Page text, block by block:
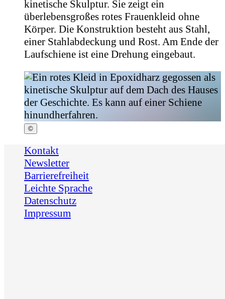
kinetische Skulptur. Sie zeigt ein
überlebensgroßes rotes Frauenkleid ohne
Körper. Die Konstruktion besteht aus Stahl,
einer Stahlabdeckung und Rost. Am Ende der
Laufschiene ist eine Drehung eingebaut.
©
Kontakt
Newsletter
Barrierefreiheit
Leichte Sprache
Datenschutz
Impressum